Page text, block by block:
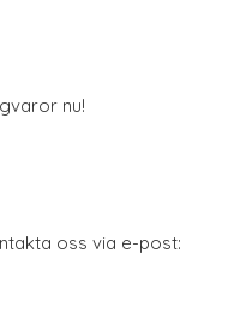
nu!
oss via e-post: